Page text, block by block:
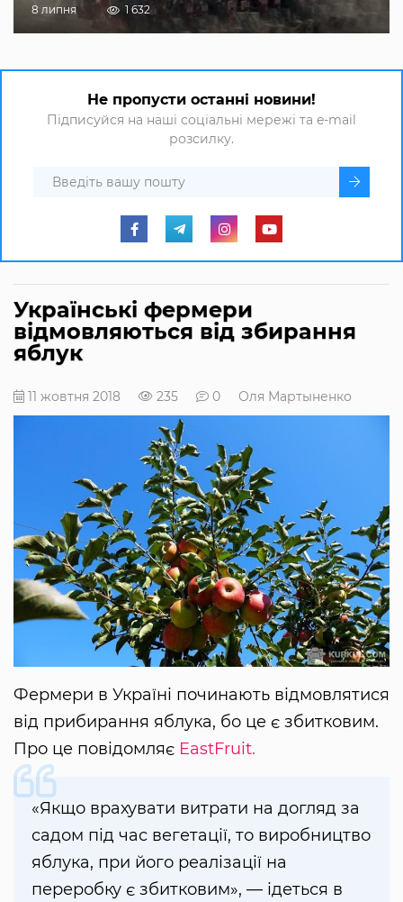
8 липня 1 632
Не пропусти останні новини!
Підписуйся на наші соціальні мережі та e-mail
розсилку.
Українські фермери
відмовляються від збирання
яблук
11 жовтня 2018 235 0 Оля Мартыненко
Фермери в Україні починають відмовлятися
від прибирання яблука, бо це є збитковим.
Про це повідомляє EastFruit.
«Якщо врахувати витрати на догляд за
садом під час вегетації, то виробництво
яблука, при його реалізації на
переробку є збитковим», — ідеться в